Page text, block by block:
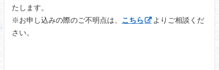
たします。
※お申し込みの際のご不明点は、 こちら
よりご相談くだ
さい。